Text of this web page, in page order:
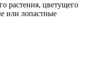
растения, цветущего
или лопастные